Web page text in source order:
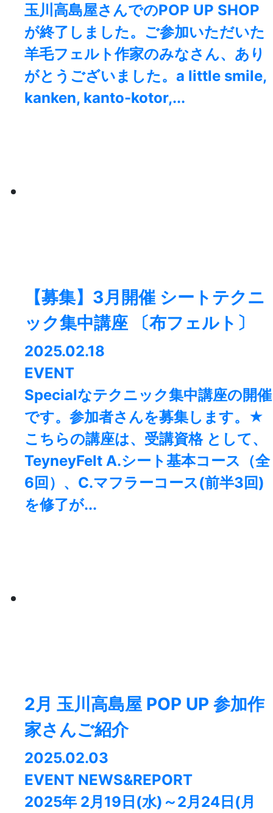
玉川高島屋さんでのPOP UP SHOP
が終了しました。⁡ご参加いただいた
羊毛フェルト作家のみなさん、あり
がとうございました。a little smile,
kanken, kanto-kotor,...
【募集】3月開催 シートテクニ
ック集中講座 〔布フェルト〕
2025.02.18
EVENT
Specialなテクニック集中講座の開催
です。参加者さんを募集します。★
こちらの講座は、受講資格 として、
TeyneyFelt A.シート基本コース（全
6回）、C.マフラーコース(前半3回)
を修了が...
2月 玉川高島屋 POP UP 参加作
家さんご紹介
2025.02.03
EVENT NEWS&REPORT
2025年 2月19日(水)～2月24日(月